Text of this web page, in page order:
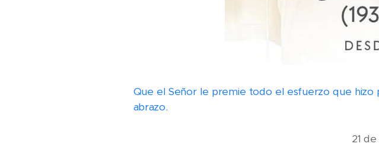
Que el Señor le premie todo el esfuerzo que hizo
abrazo.
21